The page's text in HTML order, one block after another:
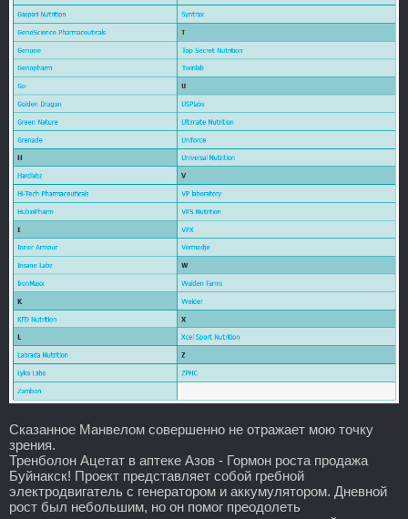
Сказанное Манвелом совершенно не отражает мою точку
зрения.
Тренболон Ацетат в аптеке Азов - Гормон роста продажа
Буйнакск! Проект представляет собой гребной
электродвигатель с генератором и аккумулятором. Дневной
рост был небольшим, но он помог преодолеть